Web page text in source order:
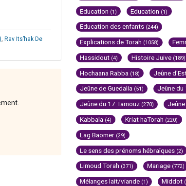
Rav Its’hak De
Education (1) Education (1)
Education des enfants (244)
Explications de Torah (1058)
Hassidout (4) Histoire Juive (189)
Hochaana Rabba (18) Jeûne
Jeûne de Guedalia (51) Jeûne du
Jeûne du 17 Tamouz (270)
Kabbala (4) Kriat haTorah (220)
Lag Baomer (29)
Le sens des prénoms hébraïques (2)
Limoud Torah (371) Mariage (772)
Mélanges lait/viande (1) Middot